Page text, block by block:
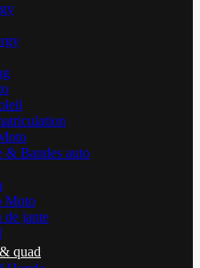
& Bandes auto
Moto
de jante
quad